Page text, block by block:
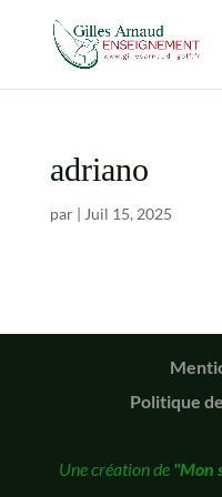
adriano
par | Juil 15, 2025
Politique
Une création de "Mon